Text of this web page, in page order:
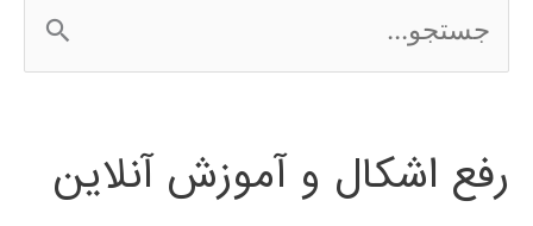
Neighbor)
در
س
ج
رفع اشکال و آموزش آنلاین